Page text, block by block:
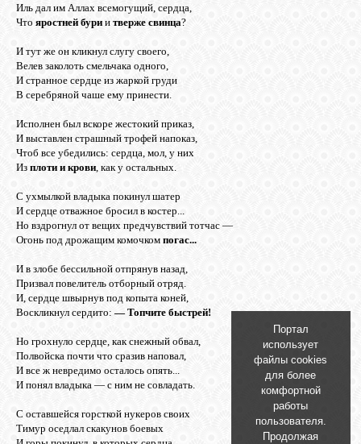
БИБЛИОТЕКА
ФОРУМ
О САЙТЕ
ФОТО
ВИДЕО
МУЗЫКА
САЙТЫ
Иль дал им Аллах всемогущий, сердца,
Что яростней бурии тверже свинца?
И тут же он кликнул слугу своего,
Велев заколоть смельчака одного,
И странное сердце из жаркой груди
В серебряной чаше ему принести.
Исполнен был вскоре жестокий приказ,
И выставлен страшный трофей напоказ,
Чтоб все убедились: сердца, мол, у них
Из плоти и крови, как у остальных.
С ухмылкой владыка покинул шатер
И сердце отважное бросил в костер...
Но вздрогнул от вещих предчувствий тотчас —
Огонь под дрожащим комочком погас...
И в злобе бессильной отпрянув назад,
Призвал повелитель отборный отряд.
И, сердце швырнув под копыта коней,
Воскликнул сердито: — Топчите быстрей!
Но грохнуло сердце, как снежный обвал,
Полвойска почти что сразив наповал,
И все ж невредимо осталось опять...
И понял владыка — с ним не совладать.
С оставшейся горсткой нукеров своих
Тимур оседлал скакунов боевых
Портал
использует
файлы cookies
для более
комфортной
работы
пользователя.
Продолжая